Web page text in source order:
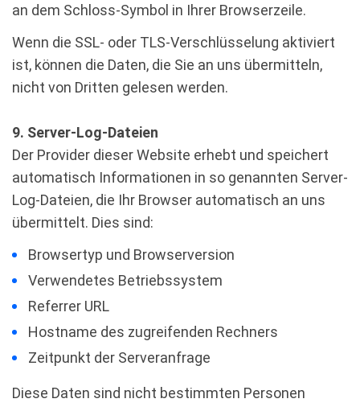
an dem Schloss-Symbol in Ihrer Browserzeile.
Wenn die SSL- oder TLS-Verschlüsselung aktiviert
ist, können die Daten, die Sie an uns übermitteln,
nicht von Dritten gelesen werden.
9. Server-Log-Dateien
Der Provider dieser Website erhebt und speichert
automatisch Informationen in so genannten Server-
Log-Dateien, die Ihr Browser automatisch an uns
übermittelt. Dies sind:
Browsertyp und Browserversion
Verwendetes Betriebssystem
Referrer URL
Hostname des zugreifenden Rechners
Zeitpunkt der Serveranfrage
Diese Daten sind nicht bestimmten Personen